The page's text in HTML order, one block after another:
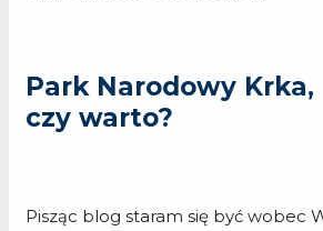
Park Narodowy Krka,
czy warto?
Pisząc blog staram się być wobec